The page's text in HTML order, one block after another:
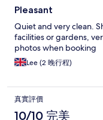
Pleasant
Quiet and very clean.
facilities or gardens,
photos when booking
Lee (2 晚行程)
真實評價
10/10 完美